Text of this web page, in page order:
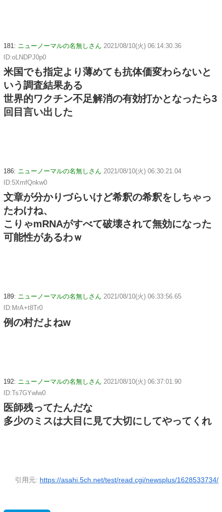
181: ニューノーマルの名無しさん 2021/08/10(火) 06:14:30.36
ID:oLNDPJ0p0
米国でも指定より薄めても抗体価変わらないと
いう調査結果ある
世界的ワクチン不足解消の有効打かとなったら3
回目言い出した
186: ニューノーマルの名無しさん 2021/08/10(火) 06:30:21.04
ID:5XmfQnkw0
文章が分かりづらいけど希釈の希釈をしちゃっ
たわけね、
こりゃmRNAがすべて破壊されて無効になった
可能性があるわｗ
189: ニューノーマルの名無しさん 2021/08/10(火) 06:33:56.65
ID:MrA+t8Tr0
例の村だよねw
192: ニューノーマルの名無しさん 2021/08/10(火) 06:37:01.90
ID:Ts7GYwlw0
医師残ってたんだな
多少のミスは大目に見て大切にしてやってくれ
引用元: https://asahi.5ch.net/test/read.cgi/newsplus/1628533734/